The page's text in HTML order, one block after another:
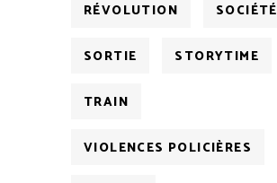
RÉVOLUTION SOCIÉTÉ
SORTIE STORYTIME
TRAIN
VIOLENCES POLICIÈRES